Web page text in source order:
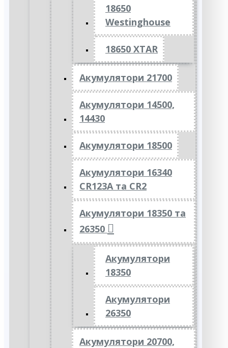
18650
Westinghouse
18650 XTAR
Акумулятори 21700
Акумулятори 14500,
14430
Акумулятори 18500
Акумулятори 16340
CR123A та CR2
Акумулятори 18350 та
26350
Акумулятори
18350
Акумулятори
26350
Акумулятори 20700,